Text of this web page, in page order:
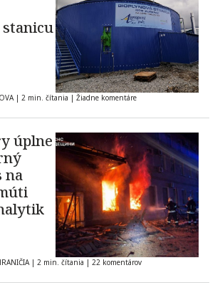
| 2 min. čítania | Žiadne komentáre
úplne
na
| 2 min. čítania | 22 komentárov